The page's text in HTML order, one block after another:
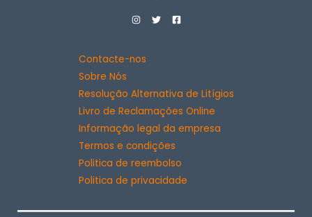
Contacte-nos
Sobre Nós
Resolução Alternativa de Litígios
Livro de Reclamações Online
Informação legal da empresa
Termos e condições
Politica de reembolso
Politica de privacidade